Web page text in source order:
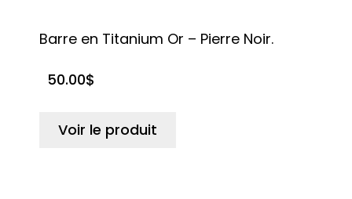
Barre en Titanium Or – Pierre Noir.
50.00$
Voir le produit